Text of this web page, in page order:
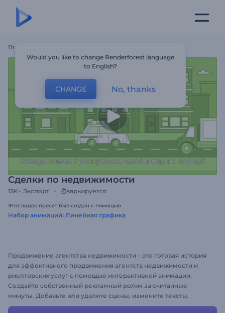
Главная
Сделки по недвижимости
13K+ Экспорт варьируется
Этот видео пресет был создан с помощью
Набор анимаций: Линейная графика
Продвижение агентства недвижимости – это готовая история
для эффективного продвижения агентств недвижимости и
риелторских услуг с помощью интерактивной анимации.
Создайте собственный рекламный ролик за считанные
минуты. Добавьте или удалите сцены, измените тексты,
загрузите изображения и музыку, чтобы добиться желаемого
Would you like to change Renderforest language
to English?
CHANGE No, thanks